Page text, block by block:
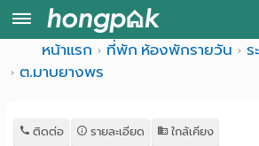
สมัครสมา
หน้า
ค้นหา
หน้าแรก ที่พัก ห้องพักรายวัน ร
ต.มาบยางพร
ติดต่อ รายละเอียด ใกล้เคียง